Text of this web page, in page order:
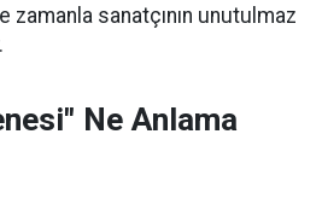
zamanla sanatçının unutulmaz
Ne Anlama